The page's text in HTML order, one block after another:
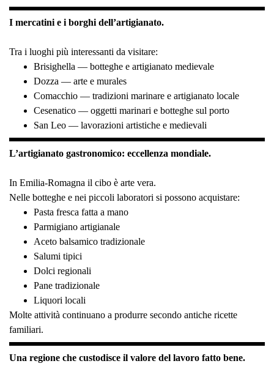
I mercatini e i borghi dell’artigianato.
Tra i luoghi più interessanti da visitare:
Brisighella — botteghe e artigianato medievale
Dozza — arte e murales
Comacchio — tradizioni marinare e artigianato locale
Cesenatico — oggetti marinari e botteghe sul porto
San Leo — lavorazioni artistiche e medievali
L’artigianato gastronomico: eccellenza mondiale.
In Emilia-Romagna il cibo è arte vera.
Nelle botteghe e nei piccoli laboratori si possono acquistare:
Pasta fresca fatta a mano
Parmigiano artigianale
Aceto balsamico tradizionale
Salumi tipici
Dolci regionali
Pane tradizionale
Liquori locali
Molte attività continuano a produrre secondo antiche ricette
familiari.
Una regione che custodisce il valore del lavoro fatto bene.